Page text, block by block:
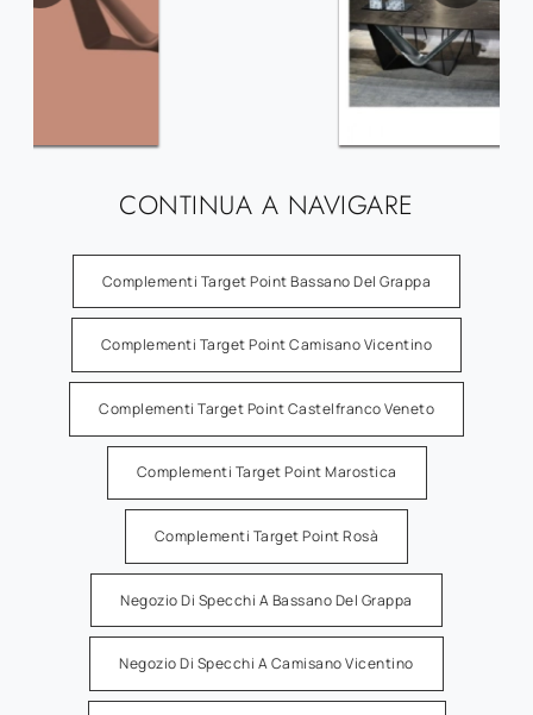
CONTINUA A NAVIGARE
Complementi Target Point Bassano Del Grappa
Complementi Target Point Camisano Vicentino
Complementi Target Point Castelfranco Veneto
Complementi Target Point Marostica
Complementi Target Point Rosà
Negozio Di Specchi A Bassano Del Grappa
Negozio Di Specchi A Camisano Vicentino